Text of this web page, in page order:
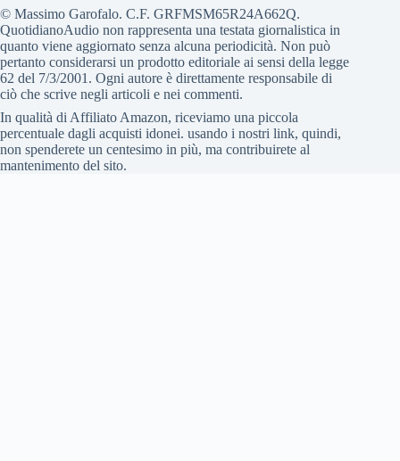
© Massimo Garofalo. C.F. GRFMSM65R24A662Q.
QuotidianoAudio non rappresenta una testata giornalistica in
quanto viene aggiornato senza alcuna periodicità. Non può
pertanto considerarsi un prodotto editoriale ai sensi della legge
62 del 7/3/2001. Ogni autore è direttamente responsabile di
ciò che scrive negli articoli e nei commenti.
In qualità di Affiliato Amazon, riceviamo una piccola
percentuale dagli acquisti idonei. usando i nostri link, quindi,
non spenderete un centesimo in più, ma contribuirete al
mantenimento del sito.